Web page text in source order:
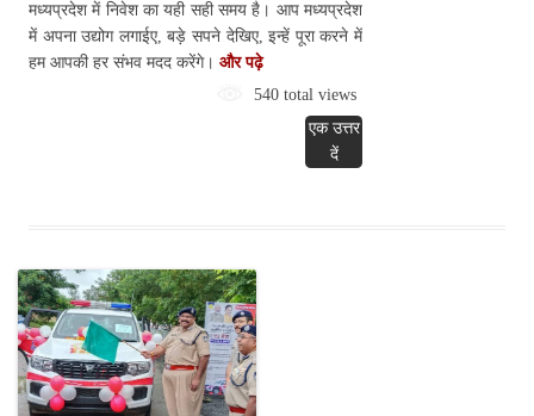
मध्यप्रदेश में निवेश का यही सही समय है। आप मध्यप्रदेश
में अपना उद्योग लगाईए, बड़े सपने देखिए, इन्हें पूरा करने में
हम आपकी हर संभव मदद करेंगे। और पढ़े
540 total views
एक उत्तर
दें